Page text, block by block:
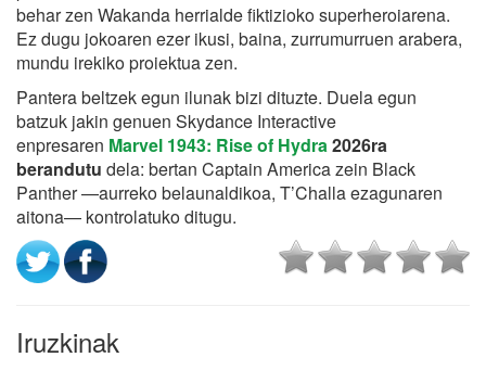
behar zen Wakanda herrialde fiktizioko superheroiarena.
Ez dugu jokoaren ezer ikusi, baina, zurrumurruen arabera,
mundu irekiko proiektua zen.
Pantera beltzek egun ilunak bizi dituzte. Duela egun
batzuk jakin genuen Skydance Interactive
enpresaren Marvel 1943: Rise of Hydra2026ra
berandutu dela: bertan Captain America zein Black
Panther —aurreko belaunaldikoa, T’Challa ezagunaren
aitona— kontrolatuko ditugu.
Iruzkinak